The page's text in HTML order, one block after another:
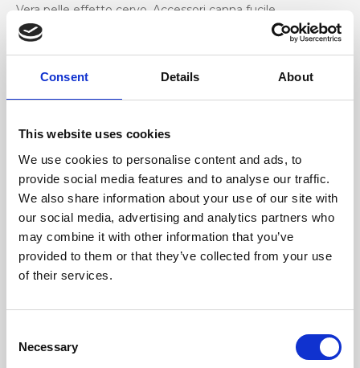
Consent Details About
This website uses cookies
We use cookies to personalise content and ads, to
provide social media features and to analyse our traffic.
We also share information about your use of our site with
our social media, advertising and analytics partners who
may combine it with other information that you’ve
provided to them or that they’ve collected from your use
of their services.
Selection
Necessary
Vera pelle effetto cervo, Accessori canna fucile
Dimensione
12,5 x9,5cm (l x a x p)